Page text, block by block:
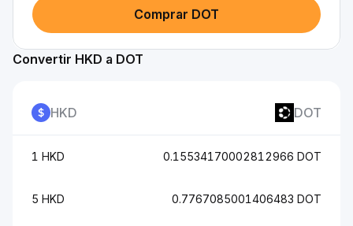
Comprar DOT
Convertir HKD a DOT
HKD DOT
1 HKD 0.15534170002812966 DOT
5 HKD 0.7767085001406483 DOT